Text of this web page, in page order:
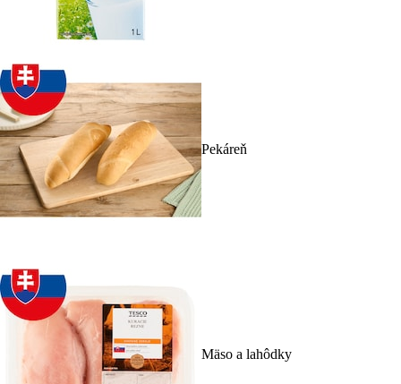
Pekáreň
Mäso a lahôdky